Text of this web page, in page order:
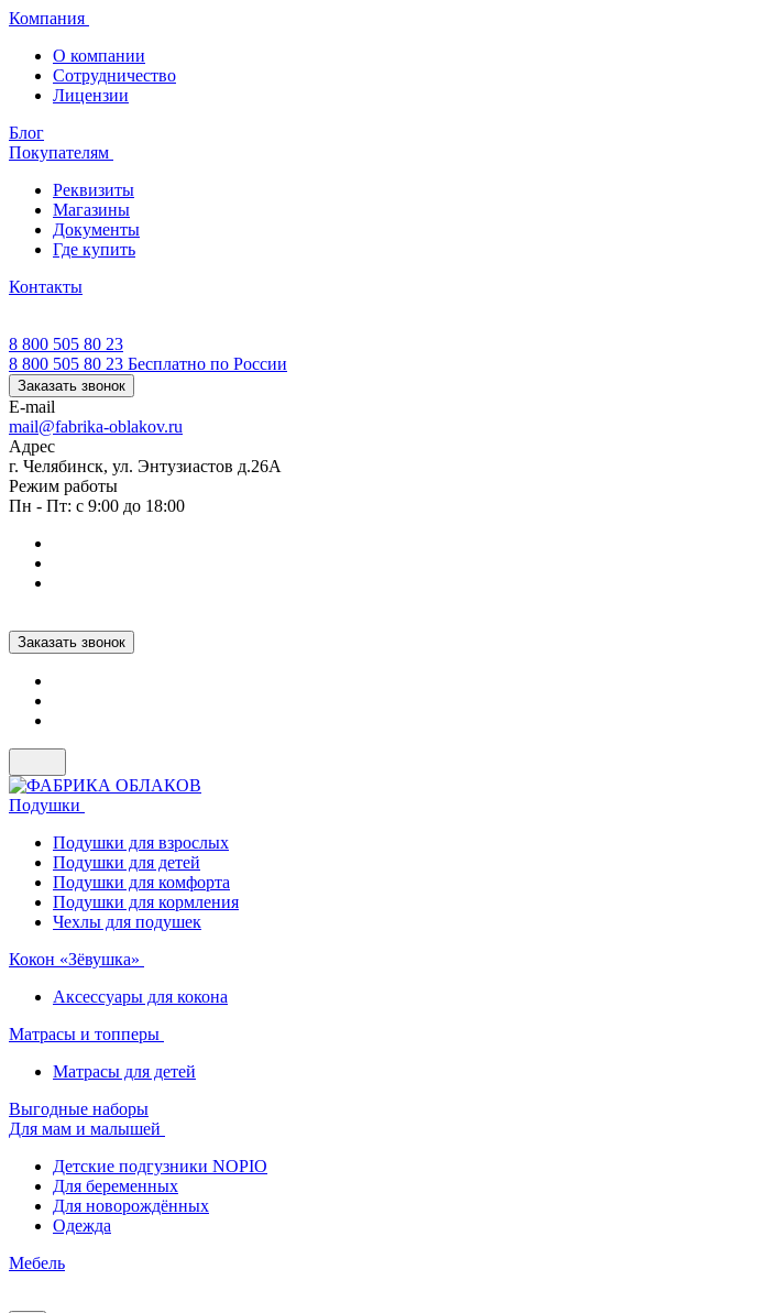
Компания
О компании
Сотрудничество
Лицензии
Блог
Покупателям
Реквизиты
Магазины
Документы
Где купить
Контакты
8 800 505 80 23
8 800 505 80 23 Бесплатно по России
Заказать звонок
E-mail
mail@fabrika-oblakov.ru
Адрес
г. Челябинск, ул. Энтузиастов д.26А
Режим работы
Пн - Пт: с 9:00 до 18:00
Заказать звонок
Подушки
Подушки для взрослых
Подушки для детей
Подушки для комфорта
Подушки для кормления
Чехлы для подушек
Кокон «Зёвушка»
Аксессуары для кокона
Матрасы и топперы
Матрасы для детей
Выгодные наборы
Для мам и малышей
Детские подгузники NOPIO
Для беременных
Для новорождённых
Одежда
Мебель